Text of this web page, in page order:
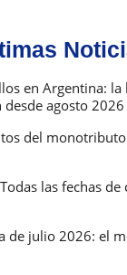
en Argentina: la
agosto 2026
del
Todas las fechas
de julio 2026: el